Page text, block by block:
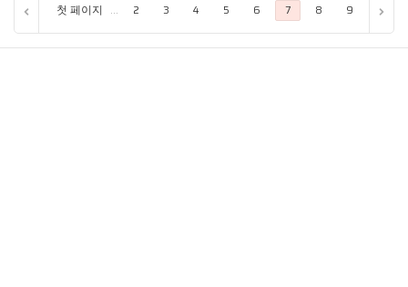
첫 페이지 ... 2 3 4 5 6 7 8 9 10